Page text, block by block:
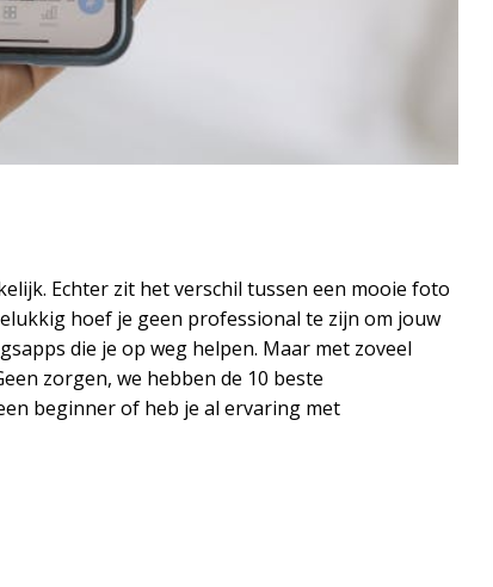
Echter zit het verschil tussen een mooie foto
hoef je geen professional te zijn om jouw
die je op weg helpen. Maar met zoveel
zorgen, we hebben de 10 beste
beginner of heb je al ervaring met